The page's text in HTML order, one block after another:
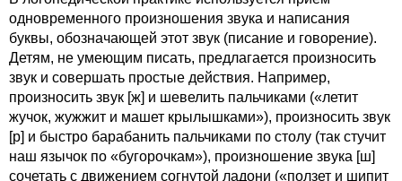
одновременного произношения звука и написания
буквы, обозначающей этот звук (писание и говорение).
Детям, не умеющим писать, предлагается произносить
звук и совершать простые действия. Например,
произносить звук [ж] и шевелить пальчиками («летит
жучок, жужжит и машет крылышками»), произносить звук
[р] и быстро барабанить пальчиками по столу (так стучит
наш язычок по «бугорочкам»), произношение звука [ш]
сочетать с движением согнутой ладони («ползет и шипит